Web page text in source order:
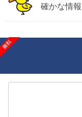
確かな情